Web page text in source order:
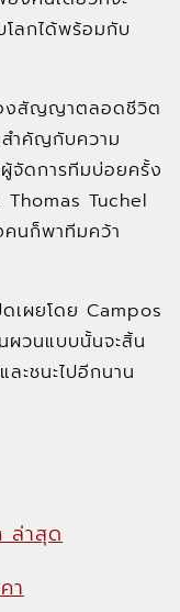
โลกได้พร้อมกับ
องสัญญาตลอดชีวิต
สำคัญกับความ
จัดการทีมบ่อยครั้ง
Tuchel
นก็พาทีมคว้า
เผยโดย Campos
วนแบบนั้นจะสิ้น
ะชนะไปอีกนาน
ล่าสุด
า